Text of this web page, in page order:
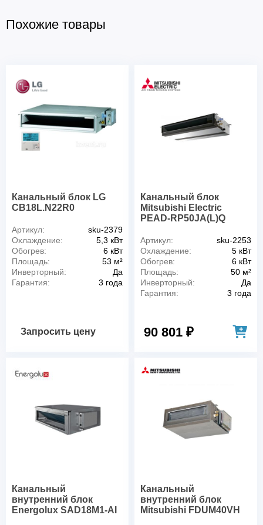
Похожие товары
Канальный блок LG
CB18L.N22R0
Артикул:
sku-2379
Охлаждение:
5,3 кВт
Обогрев:
6 кВт
Площадь:
53 м²
Инверторный:
Да
Гарантия:
3 года
Запросить цену
Канальный блок
Mitsubishi Electric
PEAD-RP50JA(L)Q
Артикул:
sku-2253
Охлаждение:
5 кВт
Обогрев:
6 кВт
Площадь:
50 м²
Инверторный:
Да
Гарантия:
3 года
90 801 ₽
Канальный
внутренний блок
Energolux SAD18M1-AI
Канальный
внутренний блок
Mitsubishi FDUM40VH